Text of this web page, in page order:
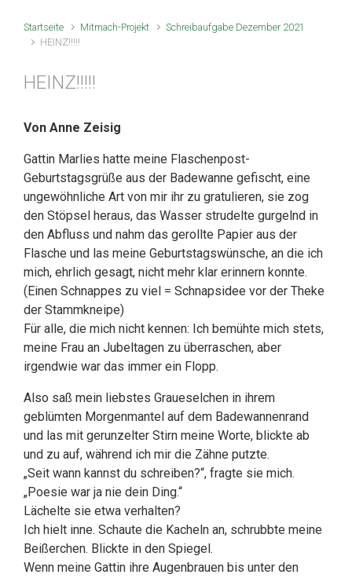
Startseite Mitmach-Projekt
Schreibaufgabe Dezember 2021
HEINZ!!!!!
HEINZ!!!!!
Von Anne Zeisig
Gattin Marlies hatte meine Flaschenpost-
Geburtstagsgrüße aus der Badewanne gefischt, eine
ungewöhnliche Art von mir ihr zu gratulieren, sie zog
den Stöpsel heraus, das Wasser strudelte gurgelnd in
den Abfluss und nahm das gerollte Papier aus der
Flasche und las meine Geburtstagswünsche, an die ich
mich, ehrlich gesagt, nicht mehr klar erinnern konnte.
(Einen Schnappes zu viel = Schnapsidee vor der Theke
der Stammkneipe)
Für alle, die mich nicht kennen: Ich bemühte mich stets,
meine Frau an Jubeltagen zu überraschen, aber
irgendwie war das immer ein Flopp.
Also saß mein liebstes Graueselchen in ihrem
geblümten Morgenmantel auf dem Badewannenrand
und las mit gerunzelter Stirn meine Worte, blickte ab
und zu auf, während ich mir die Zähne putzte.
„Seit wann kannst du schreiben?“, fragte sie mich.
„Poesie war ja nie dein Ding.“
Lächelte sie etwa verhalten?
Ich hielt inne. Schaute die Kacheln an, schrubbte meine
Beißerchen. Blickte in den Spiegel.
Wenn meine Gattin ihre Augenbrauen bis unter den